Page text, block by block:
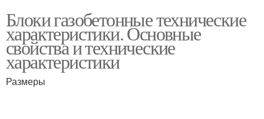
Блоки газобетонные технические
характеристики. Основные
свойства и технические
характеристики
Размеры